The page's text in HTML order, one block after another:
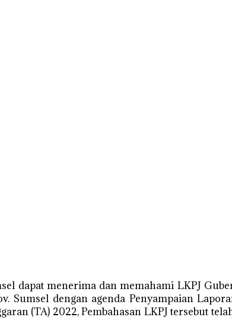
dapat menerima dan memahami LKPJ
dengan agenda Penyampaian
(TA) 2022, Pembahasan LKPJ tersebut